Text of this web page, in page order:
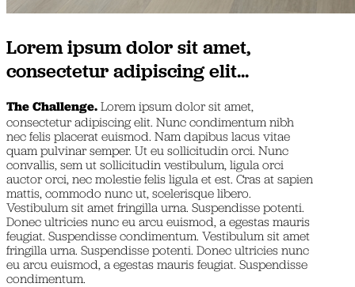
Lorem ipsum dolor sit amet,
consectetur adipiscing elit...
The Challenge. Lorem ipsum dolor sit amet,
consectetur adipiscing elit. Nunc condimentum nibh
nec felis placerat euismod. Nam dapibus lacus vitae
quam pulvinar semper. Ut eu sollicitudin orci. Nunc
convallis, sem ut sollicitudin vestibulum, ligula orci
auctor orci, nec molestie felis ligula et est. Cras at sapien
mattis, commodo nunc ut, scelerisque libero.
Vestibulum sit amet fringilla urna. Suspendisse potenti.
Donec ultricies nunc eu arcu euismod, a egestas mauris
feugiat. Suspendisse condimentum. Vestibulum sit amet
fringilla urna. Suspendisse potenti. Donec ultricies nunc
eu arcu euismod, a egestas mauris feugiat. Suspendisse
condimentum.